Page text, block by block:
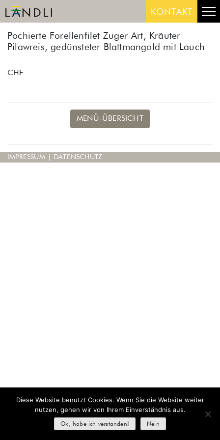
Skip
to
KONTAKT
Pochierte Forellenfilet Zuger Art, Kräuter
Pilawreis, gedünsteter Blattmangold mit Lauch
CHF
MENÜ-ÜBERSICHT
IMPRESSUM DATENSCHUTZ
Diese Website benutzt Cookies. Wenn Sie die Website weiter
nutzen, gehen wir von Ihrem Einverständnis aus.
Ok, habe ich verstanden! Nein